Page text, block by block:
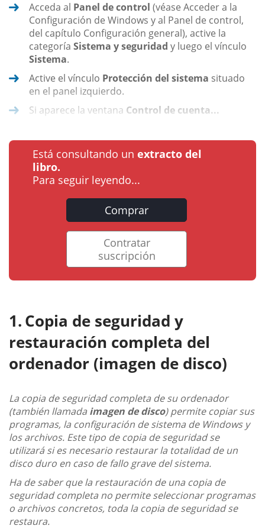
Acceda al Panel de control (véase Acceder a la
Configuración de Windows y al Panel de control,
del capítulo Configuración general), active la
categoría Sistema y seguridad y luego el vínculo
Sistema.
Active el vínculo Protección del sistema situado
en el panel izquierdo.
Si aparece la ventana Control de cuenta...
Está consultando un extracto del
libro.
Para seguir leyendo...
Comprar
Contratar
suscripción
Copia de seguridad y
restauración completa del
ordenador (imagen de disco)
La copia de seguridad completa de su ordenador
(también llamada imagen de disco) permite copiar sus
programas, la configuración de sistema de Windows y
los archivos. Este tipo de copia de seguridad se
utilizará si es necesario restaurar la totalidad de un
disco duro en caso de fallo grave del sistema.
Ha de saber que la restauración de una copia de
seguridad completa no permite seleccionar programas
o archivos concretos, toda la copia de seguridad se
restaura.